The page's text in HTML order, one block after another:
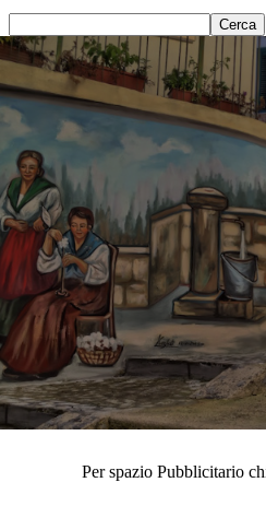
Per spazio Pubblicitario